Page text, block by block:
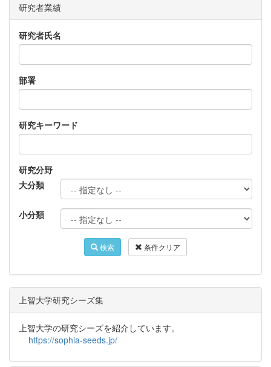
研究者業績
研究者氏名
部署
研究キーワード
研究分野
大分類
小分類
検索 条件クリア
上智大学研究シーズ集
上智大学の研究シーズを紹介しています。
https://sophia-seeds.jp/